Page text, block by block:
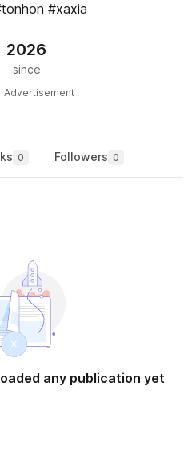
#xaxia
2026
since
Advertisement
0 Followers 0
any publication yet